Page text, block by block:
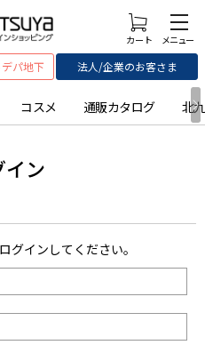
パ地下 法人/企業のお客さま
コスメ 通販カタログ 北
イン
グインしてください。